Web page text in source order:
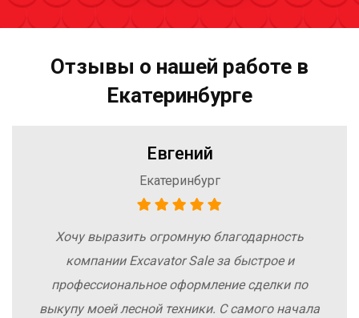
Отзывы о нашей работе в
Екатеринбурге
Евгений
Екатеринбург
Хочу выразить огромную благодарность
компании Excavator Sale за быстрое и
профессиональное оформление сделки по
выкупу моей лесной техники. С самого начала